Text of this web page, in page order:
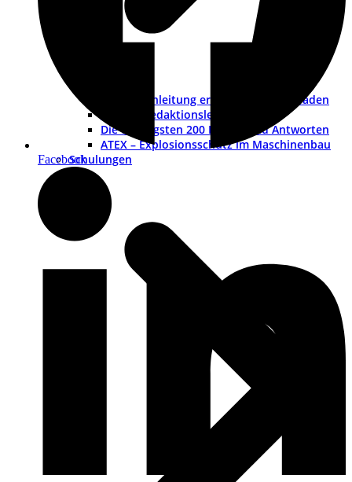
Betriebsanleitung erstellen – ein Leitfaden
Muster-Redaktionsleitfaden
Die wichtigsten 200 Fragen und Antworten
ATEX – Explosionsschutz im Maschinenbau
Schulungen
Facebook